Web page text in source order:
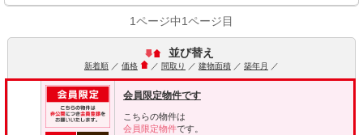
1ページ中1ページ目
並び替え
新着順／ 価格 ／ 間取り ／ 建物面積／ 築年月 ／
会員限定物件です
こちらの物件は
会員限定物件です。